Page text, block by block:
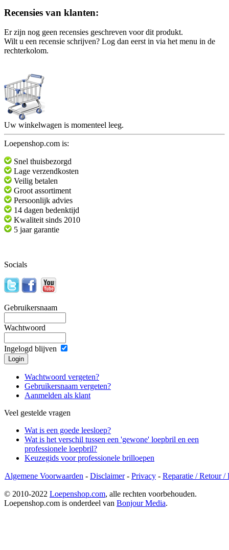
Recensies van klanten:
Er zijn nog geen recensies geschreven voor dit produkt.
Wilt u een recensie schrijven? Log dan eerst in via het menu in de
rechterkolom.
Uw winkelwagen is momenteel leeg.
Loepenshop.com is:
Snel thuisbezorgd
Lage verzendkosten
Veilig betalen
Groot assortiment
Persoonlijk advies
14 dagen bedenktijd
Kwaliteit sinds 2010
5 jaar garantie
Socials
Gebruikersnaam
Wachtwoord
Ingelogd blijven
Wachtwoord vergeten?
Gebruikersnaam vergeten?
Aanmelden als klant
Veel gestelde vragen
Wat is een goede leesloep?
Wat is het verschil tussen een 'gewone' loepbril en een
professionele loepbril?
Keuzegids voor professionele brilloepen
Algemene Voorwaarden - Disclaimer- Privacy - Reparatie / Retour /
© 2010-2022 Loepenshop.com, alle rechten voorbehouden.
Loepenshop.com is onderdeel van Bonjour Media.